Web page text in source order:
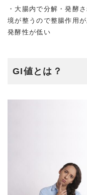
・大腸内で分解・発酵
境が整うので整腸作用
発酵性が低い
GI値とは？